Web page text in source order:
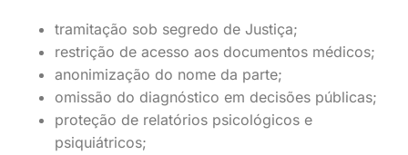
tramitação sob segredo de Justiça;
restrição de acesso aos documentos médicos;
anonimização do nome da parte;
omissão do diagnóstico em decisões públicas;
proteção de relatórios psicológicos e
psiquiátricos;